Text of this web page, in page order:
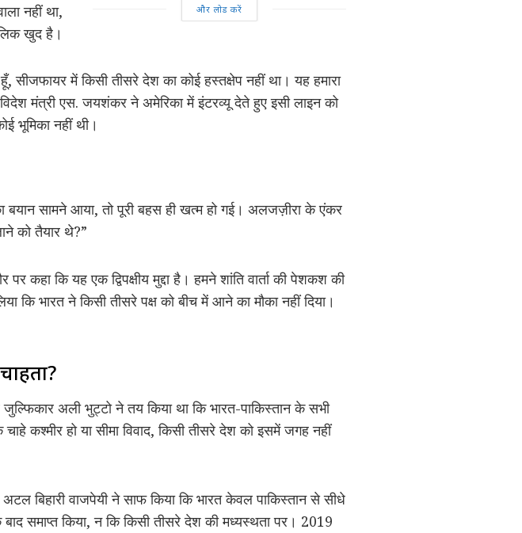
और लोड करें
नहीं था,
खुद है।
सीजफायर में किसी तीसरे देश का कोई हस्तक्षेप नहीं था। यह हमारा
विदेश मंत्री एस. जयशंकर ने अमेरिका में इंटरव्यू देते हुए इसी लाइन को
भूमिका नहीं थी।
बयान सामने आया, तो पूरी बहस ही खत्म हो गई। अलजज़ीरा के एंकर
को तैयार थे?”
कहा कि यह एक द्विपक्षीय मुद्दा है। हमने शांति वार्ता की पेशकश की
कि भारत ने किसी तीसरे पक्ष को बीच में आने का मौका नहीं दिया।
अली भुट्टो ने तय किया था कि भारत-पाकिस्तान के सभी
कश्मीर हो या सीमा विवाद, किसी तीसरे देश को इसमें जगह नहीं
बिहारी वाजपेयी ने साफ किया कि भारत केवल पाकिस्तान से सीधे
बाद समाप्त किया, न कि किसी तीसरे देश की मध्यस्थता पर। 2019